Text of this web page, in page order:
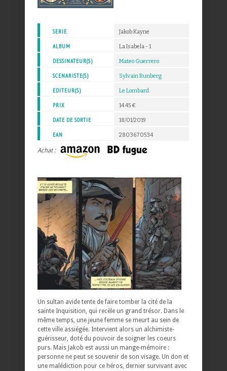
SERIE Jakob Kayne
ALBUM La Isabela - 1
DESSINATEUR(S) Mateo Guerrero
SCENARISTE(S) Sylvain Runberg
EDITEUR(S) Le Lombard
PRIX 14.45 €
DATE DE SORTIE 18/01/2019
EAN 2803670534
Achat :
Un sultan avide tente de faire tomber la cité de la
sainte Inquisition, qui recèle un grand trésor. Dans le
même temps, une jeune femme se meurt au sein de
cette ville assiégée. Intervient alors un alchimiste-
guérisseur, doté du pouvoir de soigner les coeurs
purs. Mais Jakob est aussi un mange-mémoire :
personne ne peut se souvenir de son visage. Un don et
une malédiction pour ce héros, dernier survivant avec